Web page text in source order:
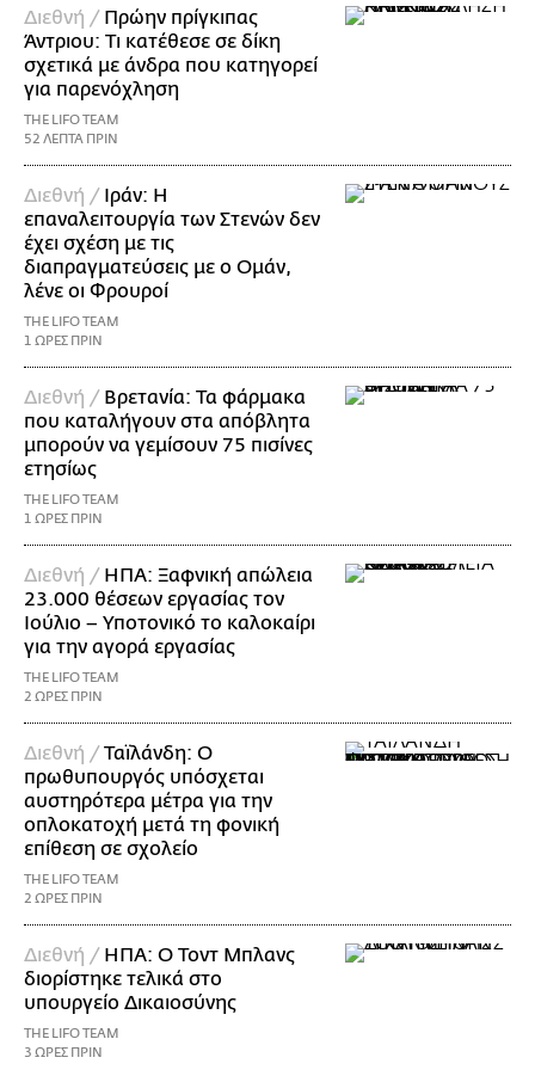
Διεθνή / Πρώην πρίγκιπας
Άντριου: Τι κατέθεσε σε δίκη
σχετικά με άνδρα που κατηγορεί
για παρενόχληση
THE LIFO TEAM
52 ΛΕΠΤΑ ΠΡΙΝ
Διεθνή / Ιράν: Η
επαναλειτουργία των Στενών δεν
έχει σχέση με τις
διαπραγματεύσεις με ο Ομάν,
λένε οι Φρουροί
THE LIFO TEAM
1 ΩΡΕΣ ΠΡΙΝ
Διεθνή / Βρετανία: Τα φάρμακα
που καταλήγουν στα απόβλητα
μπορούν να γεμίσουν 75 πισίνες
ετησίως
THE LIFO TEAM
1 ΩΡΕΣ ΠΡΙΝ
Διεθνή / ΗΠΑ: Ξαφνική απώλεια
23.000 θέσεων εργασίας τον
Ιούλιο – Υποτονικό το καλοκαίρι
για την αγορά εργασίας
THE LIFO TEAM
2 ΩΡΕΣ ΠΡΙΝ
Διεθνή / Ταϊλάνδη: Ο
πρωθυπουργός υπόσχεται
αυστηρότερα μέτρα για την
οπλοκατοχή μετά τη φονική
επίθεση σε σχολείο
THE LIFO TEAM
2 ΩΡΕΣ ΠΡΙΝ
Διεθνή / ΗΠΑ: Ο Τοντ Μπλανς
διορίστηκε τελικά στο
υπουργείο Δικαιοσύνης
THE LIFO TEAM
3 ΩΡΕΣ ΠΡΙΝ